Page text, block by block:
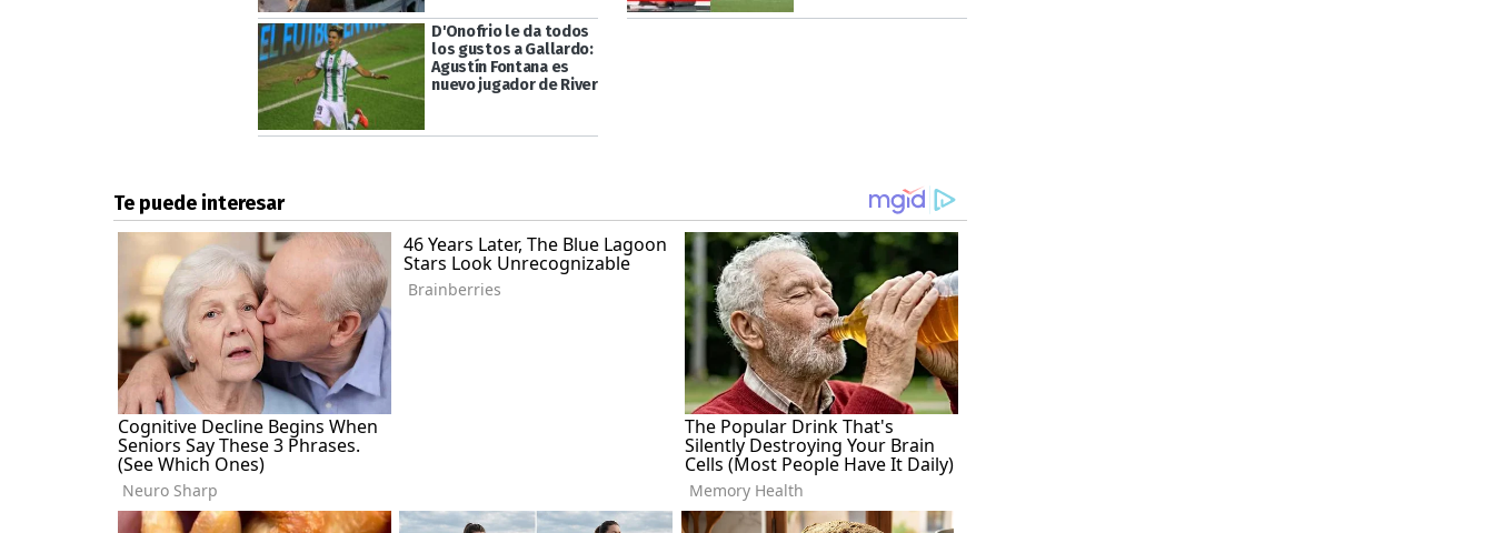
D'Onofrio le da todos
los gustos a Gallardo:
Agustín Fontana es
nuevo jugador de River